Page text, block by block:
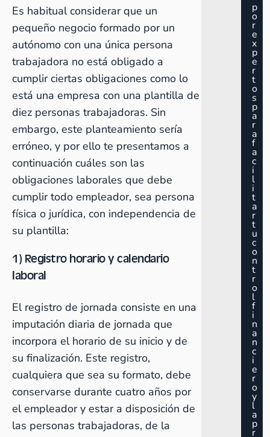
Es habitual considerar que un
pequeño negocio formado por un
autónomo con una única persona
trabajadora no está obligado a
cumplir ciertas obligaciones como lo
está una empresa con una plantilla de
diez personas trabajadoras. Sin
embargo, este planteamiento sería
erróneo, y por ello te presentamos a
continuación cuáles son las
obligaciones laborales que debe
cumplir todo empleador, sea persona
física o jurídica, con independencia de
su plantilla:
1) Registro horario y calendario
laboral
El registro de jornada consiste en una
imputación diaria de jornada que
incorpora el horario de su inicio y de
su finalización. Este registro,
cualquiera que sea su formato, debe
conservarse durante cuatro años por
el empleador y estar a disposición de
las personas trabajadoras, de la
p
o
r
e
x
p
e
r
t
o
s
p
a
r
a
f
a
c
i
l
i
t
a
r
t
u
c
o
n
t
r
o
l
f
i
n
a
n
c
i
e
r
o
y
l
a
p
r